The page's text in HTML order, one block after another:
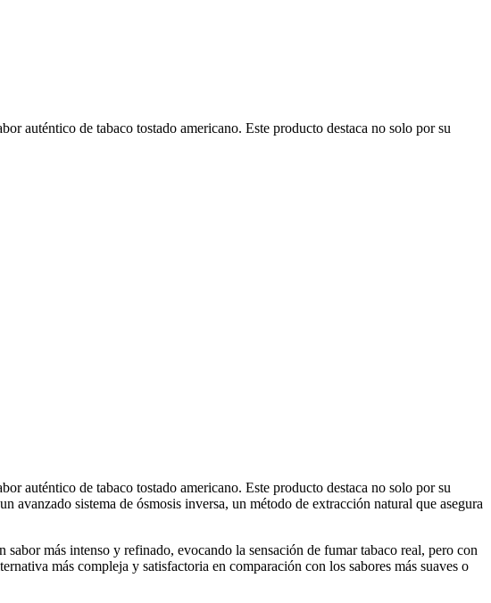
auténtico de tabaco tostado americano. Este producto destaca no solo por su
auténtico de tabaco tostado americano. Este producto destaca no solo por su
sistema de ósmosis inversa, un método de extracción natural que asegura
más intenso y refinado, evocando la sensación de fumar tabaco real, pero con
más compleja y satisfactoria en comparación con los sabores más suaves o